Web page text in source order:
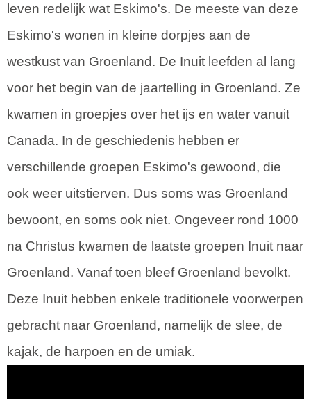
leven redelijk wat Eskimo's. De meeste van deze
Eskimo's wonen in kleine dorpjes aan de
westkust van Groenland. De Inuit leefden al lang
voor het begin van de jaartelling in Groenland. Ze
kwamen in groepjes over het ijs en water vanuit
Canada. In de geschiedenis hebben er
verschillende groepen Eskimo's gewoond, die
ook weer uitstierven. Dus soms was Groenland
bewoont, en soms ook niet. Ongeveer rond 1000
na Christus kwamen de laatste groepen Inuit naar
Groenland. Vanaf toen bleef Groenland bevolkt.
Deze Inuit hebben enkele traditionele voorwerpen
gebracht naar Groenland, namelijk de slee, de
kajak, de harpoen en de umiak.